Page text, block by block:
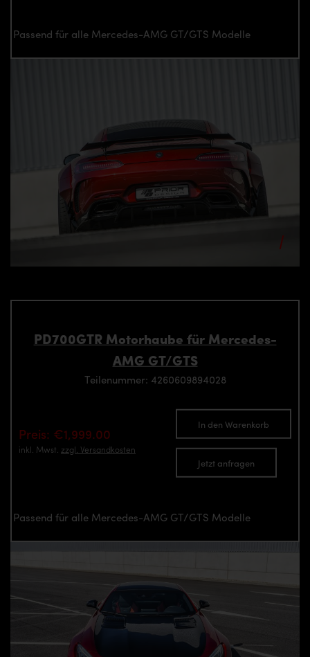
Passend für alle Mercedes-AMG GT/GTS Modelle
PD700GTR Motorhaube für Mercedes-
AMG GT/GTS
Teilenummer: 4260609894028
Preis: €1,999.00
inkl. Mwst. zzgl. Versandkosten
In den Warenkorb
Jetzt anfragen
Passend für alle Mercedes-AMG GT/GTS Modelle